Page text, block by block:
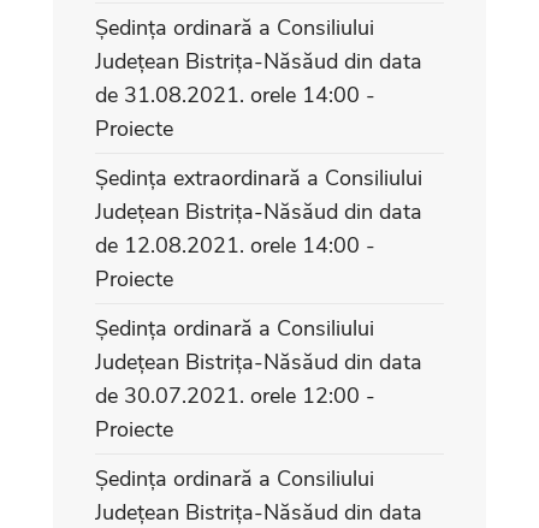
Ședința ordinară a Consiliului
Județean Bistrița-Năsăud din data
de 31.08.2021. orele 14:00 -
Proiecte
Ședința extraordinară a Consiliului
Județean Bistrița-Năsăud din data
de 12.08.2021. orele 14:00 -
Proiecte
Ședința ordinară a Consiliului
Județean Bistrița-Năsăud din data
de 30.07.2021. orele 12:00 -
Proiecte
Ședința ordinară a Consiliului
Județean Bistrița-Năsăud din data